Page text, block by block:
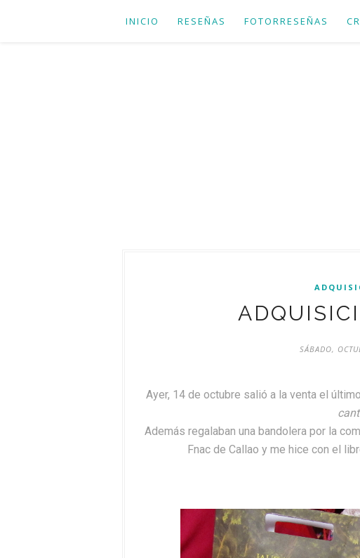
INICIO RESEÑAS FOTORRESEÑAS
SÁBADO,
Ayer, 14 de octubre salió a la venta el
Además regalaban una bandolera por la
Fnac de Callao y me hice con el